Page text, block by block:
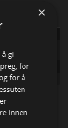
i
×
gi
for
for å
innen